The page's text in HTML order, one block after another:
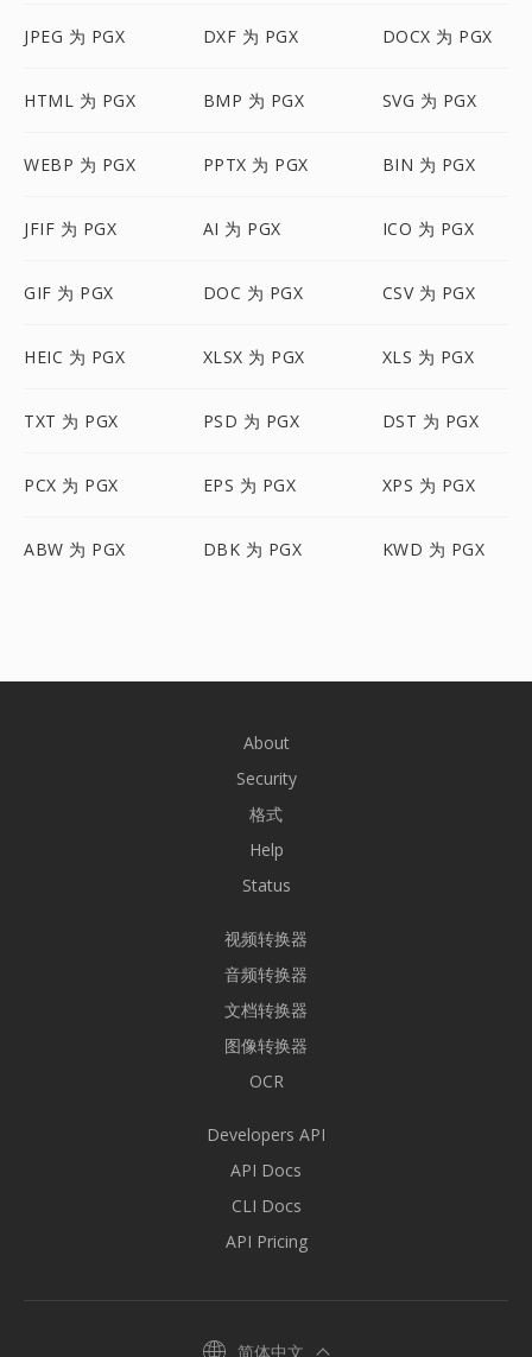
JPEG 为 PGX DXF 为 PGX DOCX 为 PGX
HTML 为 PGX BMP 为 PGX SVG 为 PGX
WEBP 为 PGX PPTX 为 PGX BIN 为 PGX
JFIF 为 PGX AI 为 PGX ICO 为 PGX
GIF 为 PGX DOC 为 PGX CSV 为 PGX
HEIC 为 PGX XLSX 为 PGX XLS 为 PGX
TXT 为 PGX PSD 为 PGX DST 为 PGX
PCX 为 PGX EPS 为 PGX XPS 为 PGX
ABW 为 PGX DBK 为 PGX KWD 为 PGX
About
Security
格式
Help
Status
视频转换器
音频转换器
文档转换器
图像转换器
OCR
Developers API
API Docs
CLI Docs
API Pricing
简体中文